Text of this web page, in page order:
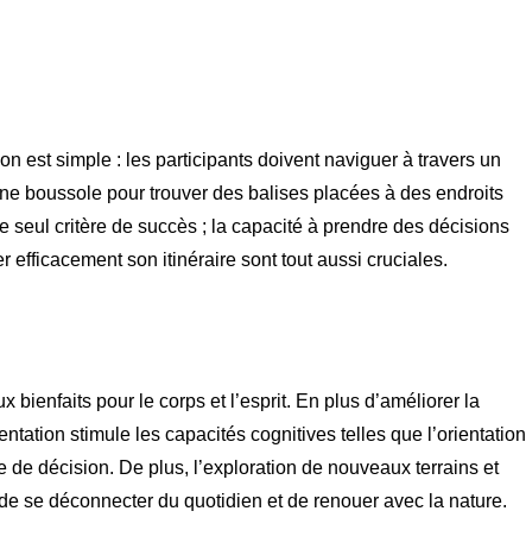
est simple : les participants doivent naviguer à travers un
boussole pour trouver des balises placées à des endroits
seul critère de succès ; la capacité à prendre des décisions
efficacement son itinéraire sont tout aussi cruciales.
bienfaits pour le corps et l’esprit. En plus d’améliorer la
stimule les capacités cognitives telles que l’orientation
de décision. De plus, l’exploration de nouveaux terrains et
se déconnecter du quotidien et de renouer avec la nature.